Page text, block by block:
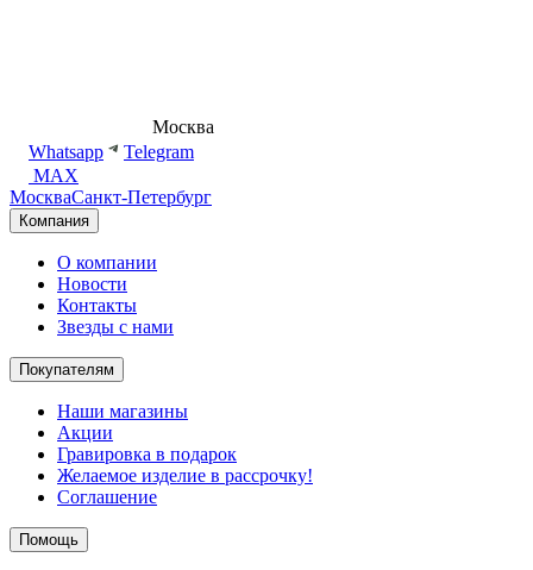
Москва
Whatsapp
Telegram
MAX
МоскваСанкт-Петербург
Компания
О компании
Новости
Контакты
Звезды с нами
Покупателям
Наши магазины
Акции
Гравировка в подарок
Желаемое изделие в рассрочку!
Соглашение
Помощь